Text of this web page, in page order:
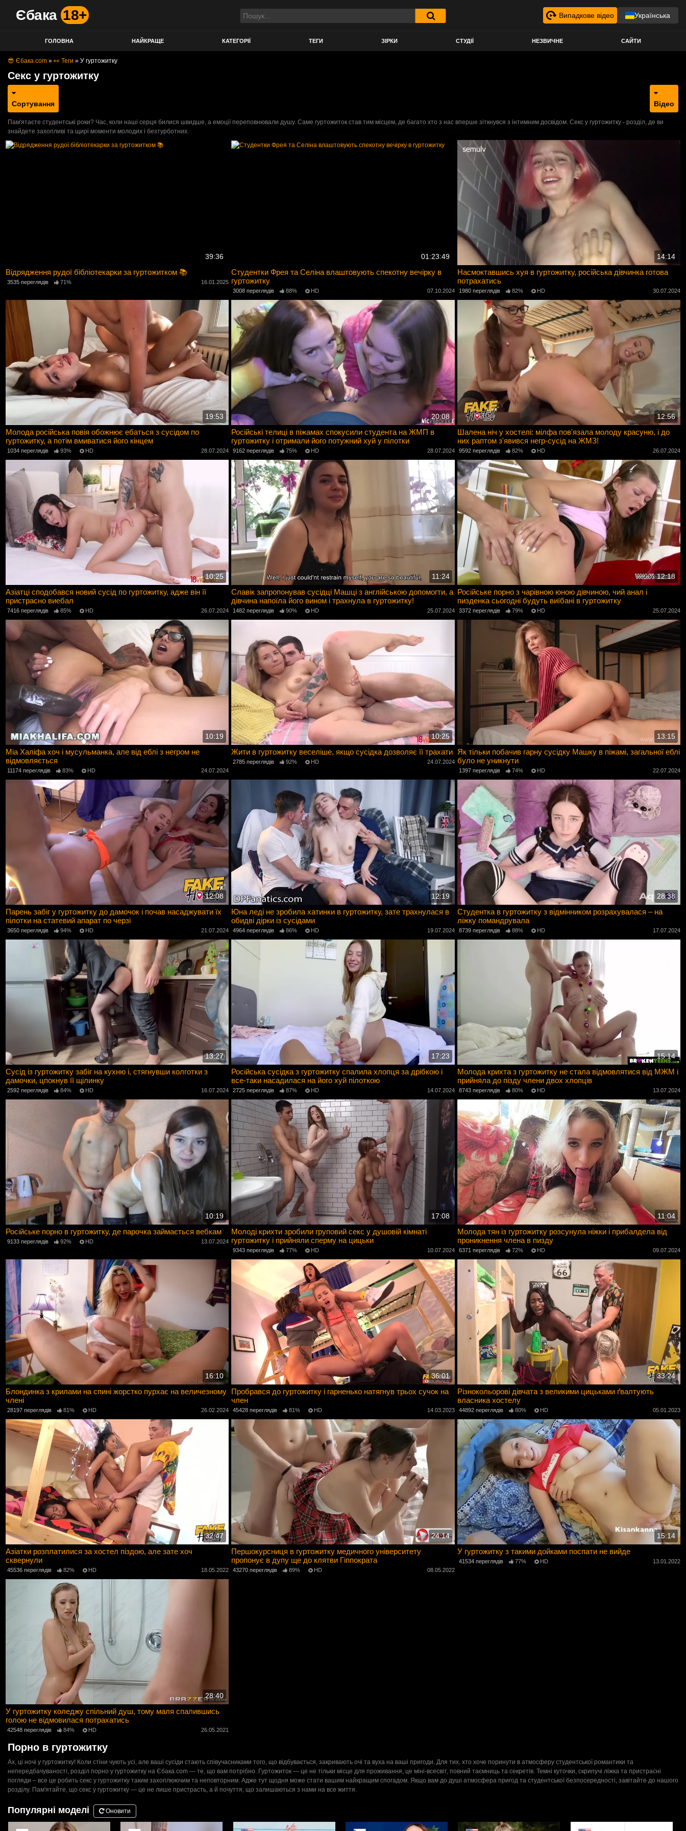
Єбака 18+ Випадкове відео Українська
ГОЛОВНА НАЙКРАЩЕ КАТЕГОРІЇ ТЕГИ ЗІРКИ СТУДІЇ НЕЗВИЧНЕ САЙТИ
😎 Єбака.com » 👀 Теги » У гуртожитку
Секс у гуртожитку
Сортування Відео
Пам'ятаєте студентські роки? Час, коли наші серця билися швидше, а емоції переповнювали душу. Саме гуртожиток став тим місцем, де багато хто з нас вперше зіткнувся з інтимним досвідом. Секс у гуртожитку - розділ, де ви
знайдете захопливі та щирі моменти молодих і безтурботних.
39:36
Відрядження рудої бібліотекарки за гуртожитком 📚
3535 переглядів 71% 16.01.2025
01:23:49
Студентки Фрея та Селіна влаштовують спекотну вечірку в
гуртожитку
3008 переглядів 88% HD 07.10.2024
14:14
Насмоктавшись хуя в гуртожитку, російська дівчинка готова
потрахатись
1980 переглядів 82% HD 30.07.2024
19:53
Молода російська повія обожнює ебаться з сусідом по
гуртожитку, а потім вмиватися його кінцем
1034 переглядів 93% HD 28.07.2024
20:08
Російські телиці в піжамах спокусили студента на ЖМП в
гуртожитку і отримали його потужний хуй у пілотки
9162 переглядів 75% HD 28.07.2024
12:56
Шалена ніч у хостелі: мілфа пов'язала молоду красуню, і до
них раптом з'явився негр-сусід на ЖМЗ!
9592 переглядів 82% HD 26.07.2024
10:25
Азіатці сподобався новий сусід по гуртожитку, адже він її
пристрасно виебал
7416 переглядів 85% HD 26.07.2024
11:24
Славік запропонував сусідці Машці з англійською допомогти, а
дівчина напоїла його вином і трахнула в гуртожитку!
1482 переглядів 90% HD 25.07.2024
12:18
Російське порно з чарівною юною дівчиною, чий анал і
пизденка сьогодні будуть виїбані в гуртожитку
3372 переглядів 79% HD 25.07.2024
10:19
Міа Халіфа хоч і мусульманка, але від еблі з негром не
відмовляється
11174 переглядів 83% HD 24.07.2024
10:25
Жити в гуртожитку веселіше, якщо сусідка дозволяє її трахати
2785 переглядів 92% HD 24.07.2024
13:15
Як тільки побачив гарну сусідку Машку в піжамі, загальної еблі
було не уникнути
1397 переглядів 74% HD 22.07.2024
12:08
Парень забіг у гуртожитку до дамочок і почав насаджувати їх
пілотки на статевий апарат по черзі
3650 переглядів 94% HD 21.07.2024
12:19
Юна леді не зробила хатинки в гуртожитку, зате трахнулася в
обидві дірки із сусідами
4964 переглядів 86% HD 19.07.2024
28:38
Студентка в гуртожитку з відмінником розрахувалася – на
ліжку помандрувала
8739 переглядів 88% HD 17.07.2024
13:27
Сусід із гуртожитку забіг на кухню і, стягнувши колготки з
дамочки, цпокнув її щілинку
2592 переглядів 84% HD 16.07.2024
17:23
Російська сусідка з гуртожитку спалила хлопця за дрібкою і
все-таки насадилася на його хуй пілоткою
2725 переглядів 87% HD 14.07.2024
15:14
Молода крихта з гуртожитку не стала відмовлятися від МЖМ і
прийняла до пізду члени двох хлопців
8743 переглядів 80% HD 13.07.2024
10:19
Російське порно в гуртожитку, де парочка займається вебкам
9133 переглядів 92% HD 13.07.2024
17:08
Молоді крихти зробили груповий секс у душовій кімнаті
гуртожитку і прийняли сперму на цицьки
9343 переглядів 77% HD 10.07.2024
11:04
Молода тян із гуртожитку розсунула ніжки і прибалдела від
проникнення члена в пизду
6371 переглядів 72% HD 09.07.2024
16:10
Блондинка з крилами на спині жорстко пурхає на величезному
члені
28197 переглядів 81% HD 26.02.2024
36:01
Пробрався до гуртожитку і гарненько натягнув трьох сучок на
член
45428 переглядів 81% HD 14.03.2023
33:24
Різнокольорові дівчата з великими цицьками ґвалтують
власника хостелу
44892 переглядів 80% HD 05.01.2023
32:47
Азіатки розплатилися за хостел піздою, але зате хоч
сквернули
45536 переглядів 82% HD 18.05.2022
24:14
Першокурсниця в гуртожитку медичного університету
пропонує в дупу ще до клятви Гіппократа
43270 переглядів 89% HD 08.05.2022
15:14
У гуртожитку з такими дойками поспати не вийде
41534 переглядів 77% HD 13.01.2022
28:40
У гуртожитку коледжу спільний душ, тому маля спалившись
голою не відмовилася потрахатись
42548 переглядів 84% HD 26.05.2021
Порно в гуртожитку
Ах, ці ночі у гуртожитку! Коли стіни чують усі, але ваші сусіди стають співучасниками того, що відбувається, закривають очі та вуха на ваші пригоди. Для тих, хто хоче поринути в атмосферу студентської романтики та
непередбачуваності, розділ порно у гуртожитку на Єбака.com — те, що вам потрібно. Гуртожиток — це не тільки місце для проживання, це міні-всесвіт, повний таємниць та секретів. Темні куточки, скрипучі ліжка та пристрасні
погляди – все це робить секс у гуртожитку таким захоплюючим та неповторним. Адже тут щодня може стати вашим найкращим спогадом. Якщо вам до душі атмосфера пригод та студентської безпосередності, завітайте до нашого
розділу. Пам'ятайте, що секс у гуртожитку — це не лише пристрасть, а й почуття, що залишаються з нами на все життя.
Популярні моделі Оновити